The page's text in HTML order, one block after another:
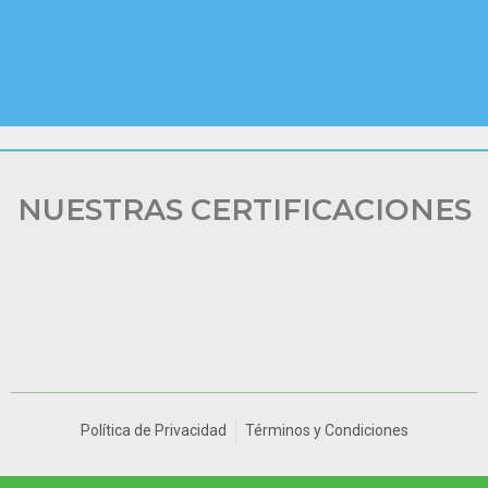
NUESTRAS CERTIFICACIONES
Política de Privacidad Términos y Condiciones